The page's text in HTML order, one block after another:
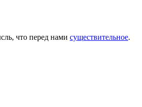
что перед нами существительное.